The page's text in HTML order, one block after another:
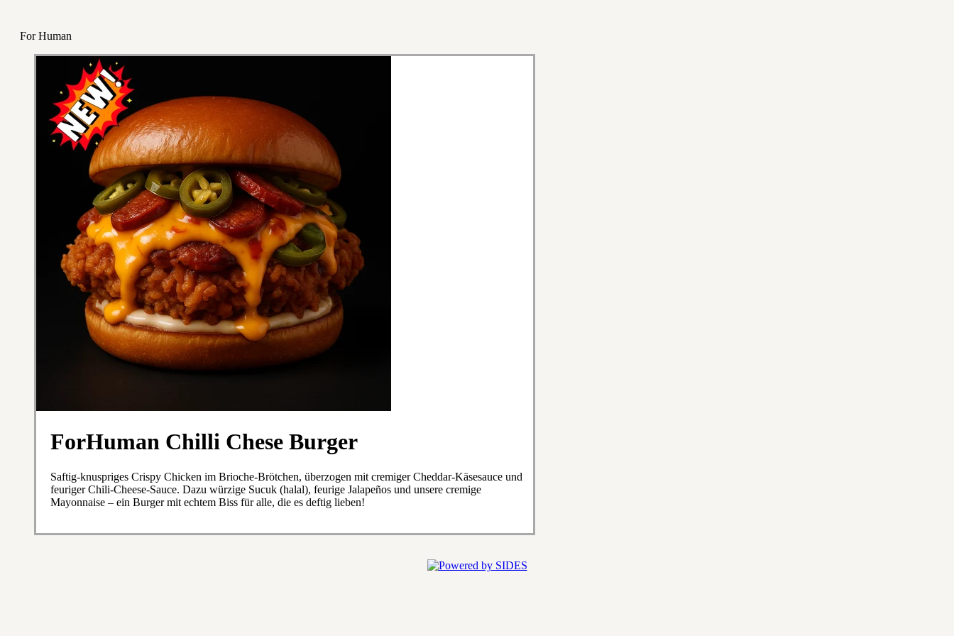
For Human
ForHuman Chilli Chese Burger
Saftig-knuspriges Crispy Chicken im Brioche-Brötchen, überzogen mit cremiger Cheddar-Käsesauce und
feuriger Chili-Cheese-Sauce. Dazu würzige Sucuk (halal), feurige Jalapeños und unsere cremige
Mayonnaise – ein Burger mit echtem Biss für alle, die es deftig lieben!